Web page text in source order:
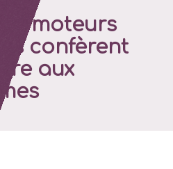
moteurs
confèrent
aux